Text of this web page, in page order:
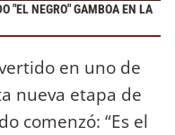
"EL NEGRO" GAMBOA EN LA
en uno de
nueva etapa de
comenzó: “Es el